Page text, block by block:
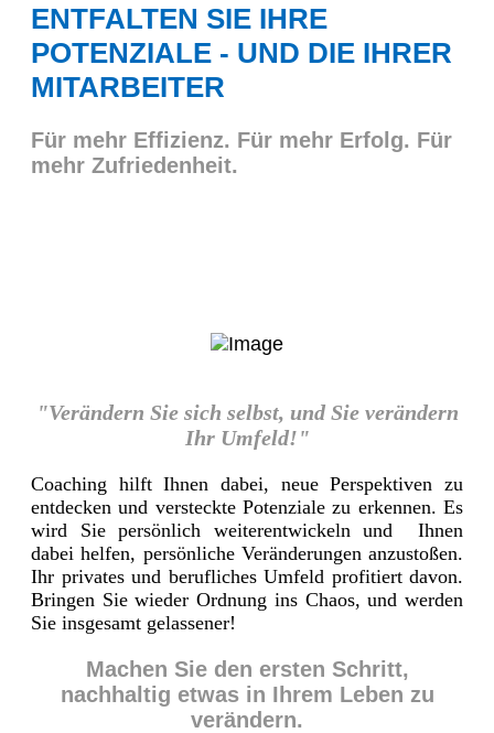
ENTFALTEN SIE IHRE
POTENZIALE - UND DIE IHRER
MITARBEITER
Für mehr Effizienz. Für mehr Erfolg. Für
mehr Zufriedenheit.
"Verändern Sie sich selbst, und Sie verändern
Ihr Umfeld!"
Coaching hilft Ihnen dabei, neue Perspektiven zu
entdecken und versteckte Potenziale zu erkennen. Es
wird Sie persönlich weiterentwickeln und Ihnen
dabei helfen, persönliche Veränderungen anzustoßen.
Ihr privates und berufliches Umfeld profitiert davon.
Bringen Sie wieder Ordnung ins Chaos, und werden
Sie insgesamt gelassener!
Machen Sie den ersten Schritt,
nachhaltig etwas in Ihrem Leben zu
verändern.